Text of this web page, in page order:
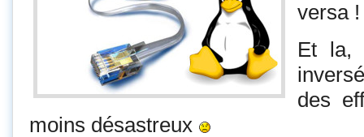
versa !
Et la,
des
moins désastreux